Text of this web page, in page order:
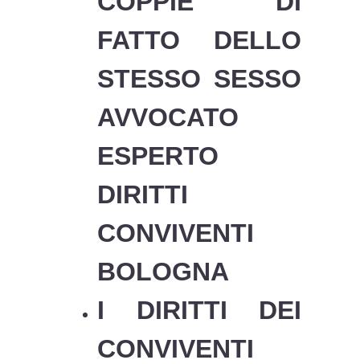
FATTO DELLO
STESSO SESSO
AVVOCATO
ESPERTO
DIRITTI
CONVIVENTI
BOLOGNA
I DIRITTI DEI
CONVIVENTI